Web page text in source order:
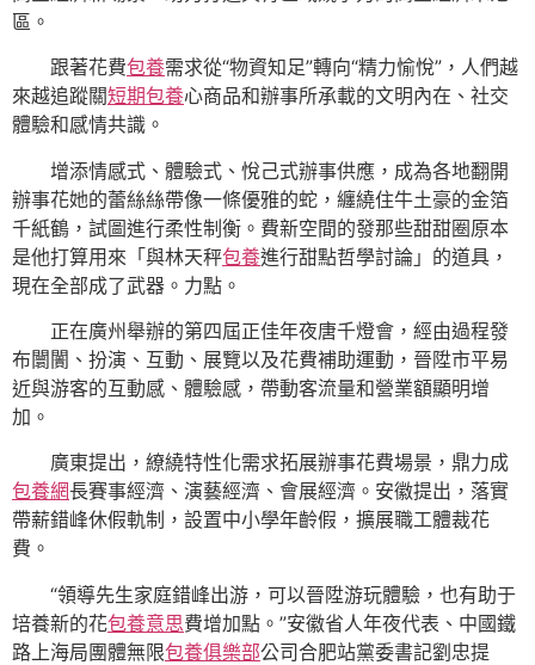
區。
跟著花費包養需求從“物資知足”轉向“精力愉悅”，人們越
來越追蹤關短期包養心商品和辦事所承載的文明內在、社交
體驗和感情共識。
增添情感式、體驗式、悅己式辦事供應，成為各地翻開
辦事花她的蕾絲絲帶像一條優雅的蛇，纏繞住牛土豪的金箔
千紙鶴，試圖進行柔性制衡。費新空間的發那些甜甜圈原本
是他打算用來「與林天秤包養進行甜點哲學討論」的道具，
現在全部成了武器。力點。
正在廣州舉辦的第四屆正佳年夜唐千燈會，經由過程發
布闤闠、扮演、互動、展覽以及花費補助運動，晉陞市平易
近與游客的互動感、體驗感，帶動客流量和營業額顯明增
加。
廣東提出，繚繞特性化需求拓展辦事花費場景，鼎力成
包養網長賽事經濟、演藝經濟、會展經濟。安徽提出，落實
帶薪錯峰休假軌制，設置中小學年齡假，擴展職工體裁花
費。
“領導先生家庭錯峰出游，可以晉陞游玩體驗，也有助于
培養新的花包養意思費增加點。”安徽省人年夜代表、中國鐵
路上海局團體無限包養俱樂部公司合肥站黨委書記劉忠提